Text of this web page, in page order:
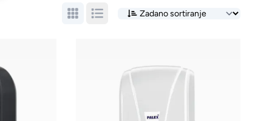
i drugim poslovnim okruženjima.